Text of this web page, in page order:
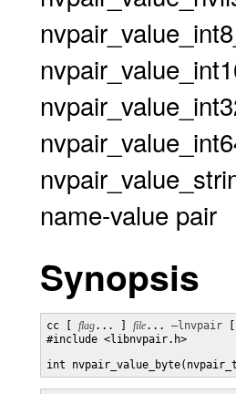
name-value pair
Synopsis
cc [ flag... ] file... –lnvpair
#include <libnvpair.h>
int